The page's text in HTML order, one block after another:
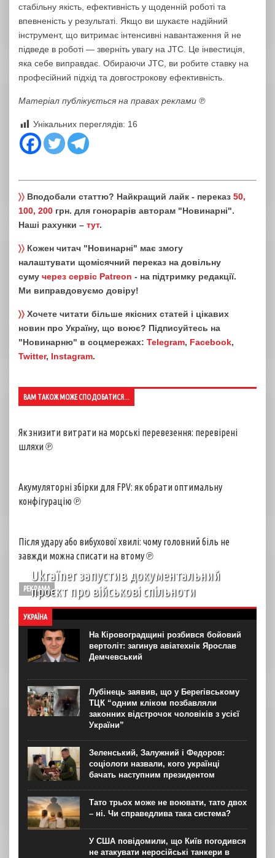
стабільну якість, ефективність у щоденній роботі та
впевненість у результаті. Якщо ви шукаєте надійний
інструмент, що витримає інтенсивні навантаження й не
підведе в роботі — зверніть увагу на JTC. Це інвестиція,
яка себе виправдає. Обираючи JTC, ви робите ставку на
професійний підхід та довгострокову ефективність.
Матеріал публікується на правах реклами ℗
Унікальних переглядів: 16
〉〉 Вподобали статтю? Найкращий лайк - переказ 50,
100, 200 грн. для гонорарів авторам "Новинарні".
Наші рахунки – тут.
〉〉 Кожен читач "Новинарні" має змогу
налаштувати щомісячний переказ на довільну
суму через сервіс Patreon - на підтримку редакції.
Ми виправдовуємо довіру!
〉〉 Хочете читати більше якісних статей і цікавих
новин про Україну, що воює? Підписуйтесь на
"Новинарню" в соцмережах: Telegram, Facebook,
Twitter, Instagram.
ВАМ ТАКОЖ МОЖЕ СПОДОБАТИСЯ...
Як знизити витрати на морські перевезення: перевірені
шляхи ℗
Акумуляторні збірки для FPV: як обрати оптимальну
конфігурацію ℗
Після удару або вибухової хвилі: чому головний біль не
завжди можна списати на втому ℗
РЕКЛАМА
УКРАЇНА
Ukraїner запустив документальний
проєкт про військові спільноти
На YouTube-каналі Ukraїner W відбулася прем’єра
першої серії нового документального проєкту “Мілітарі
спільноти”. Про це “Новинарні” повідомили в Ukraїner.
“Кожна серія присвячена окремій спільноті — її історії,
цінностям, внутрішній...
На Кіровоградщині розбився бойовий
вертоліт: загинув авіатехнік Ярослав
Демчевський
Лубінець заявив, що у Берегівському
ТЦК “одним кліком позбавляли
законних відстрочок чоловіків з усієї
України”
Зеленський, Залужний і Федоров:
соціологи назвали, кого українці
бачать наступним президентом
Тато трьох може не воювати, тато двох
– ні. Чи справедлива така система?
У США повідомили, що Київ погодився
не атакувати неросійські танкери в